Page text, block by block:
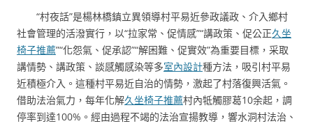
“村夜話”是楊林橋鎮立異領導村平易近參政議政、介入鄉村
社會管理的活潑實行，以“拉家常、促情感”“講政策、促公正久坐
椅子推薦”“化怨氣、促承認”“解困難、促實效”為重要目標，采取
講情勢、講政策、談感觸感染等多室內設計種方法，吸引村平易
近積極介入。這種村平易近自治的情勢，激起了村落復興活氣。
借助法治氣力，每年化解久坐椅子推薦村內牴觸膠葛10余起，調
停率到達100%。經由過程不竭的法治宣揚教導，響水洞村法治、